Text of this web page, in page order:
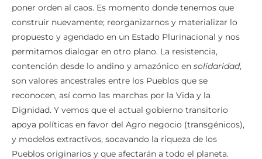
poner orden al caos. Es momento donde tenemos que
construir nuevamente; reorganizarnos y materializar lo
propuesto y agendado en un Estado Plurinacional y nos
permitamos dialogar en otro plano. La resistencia,
contención desde lo andino y amazónico en solidaridad,
son valores ancestrales entre los Pueblos que se
reconocen, así como las marchas por la Vida y la
Dignidad. Y vemos que el actual gobierno transitorio
apoya políticas en favor del Agro negocio (transgénicos),
y modelos extractivos, socavando la riqueza de los
Pueblos originarios y que afectarán a todo el planeta.